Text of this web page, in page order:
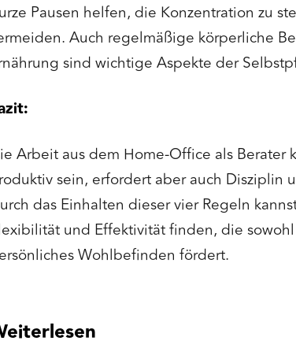
Pausen helfen, die Konzentration zu
Auch regelmäßige körperliche
sind wichtige Aspekte der
Arbeit aus dem Home-Office als Berater
sein, erfordert aber auch Disziplin
das Einhalten dieser vier Regeln
und Effektivität finden, die
Wohlbefinden fördert.